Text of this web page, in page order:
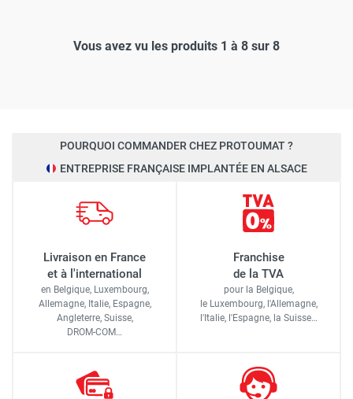
Vous avez vu les produits 1 à 8 sur 8
POURQUOI COMMANDER CHEZ PROTOUMAT ?
ENTREPRISE FRANÇAISE IMPLANTÉE EN ALSACE
Livraison en France
et à l'international
en Belgique, Luxembourg,
Allemagne, Italie, Espagne,
Angleterre, Suisse,
DROM-COM…
Franchise
de la TVA
pour la Belgique,
le Luxembourg, l'Allemagne,
l'Italie, l'Espagne, la Suisse…